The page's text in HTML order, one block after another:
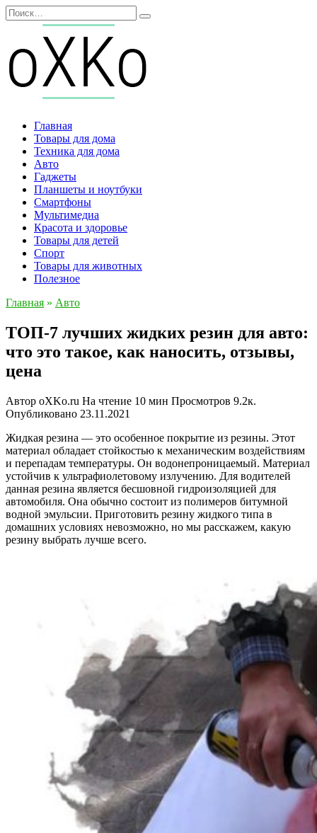
Перейти
к
содержанию
Search
for:
Главная
Товары для дома
Техника для дома
Авто
Гаджеты
Планшеты и ноутбуки
Смартфоны
Мультимедиа
Красота и здоровье
Товары для детей
Спорт
Товары для животных
Полезное
Главная » Авто
ТОП-7 лучших жидких резин для авто:
что это такое, как наносить, отзывы,
цена
Автор oXKo.ru На чтение 10 мин Просмотров 9.2к.
Опубликовано 23.11.2021
Жидкая резина — это особенное покрытие из резины. Этот
материал обладает стойкостью к механическим воздействиям
и перепадам температуры. Он водонепроницаемый. Материал
устойчив к ультрафиолетовому излучению. Для водителей
данная резина является бесшовной гидроизоляцией для
автомобиля. Она обычно состоит из полимеров битумной
водной эмульсии. Приготовить резину жидкого типа в
домашних условиях невозможно, но мы расскажем, какую
резину выбрать лучше всего.